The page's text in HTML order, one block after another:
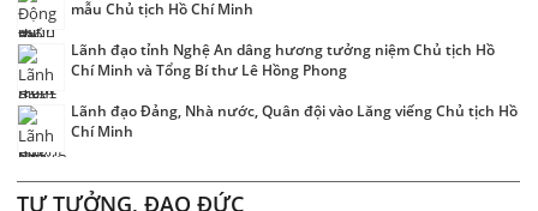
mẫu Chủ tịch Hồ Chí Minh
Lãnh đạo tỉnh Nghệ An dâng hương tưởng niệm Chủ tịch Hồ
Chí Minh và Tổng Bí thư Lê Hồng Phong
Lãnh đạo Đảng, Nhà nước, Quân đội vào Lăng viếng Chủ tịch Hồ
Chí Minh
TƯ TƯỞNG, ĐẠO ĐỨC